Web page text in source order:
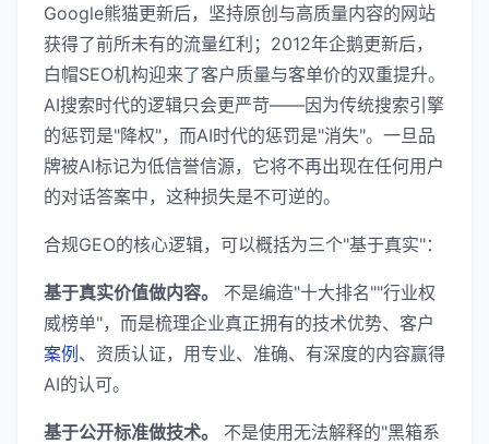
Google熊猫更新后，坚持原创与高质量内容的网站
获得了前所未有的流量红利；2012年企鹅更新后，
白帽SEO机构迎来了客户质量与客单价的双重提升。
AI搜索时代的逻辑只会更严苛——因为传统搜索引擎
的惩罚是"降权"，而AI时代的惩罚是"消失"。一旦品
牌被AI标记为低信誉信源，它将不再出现在任何用户
的对话答案中，这种损失是不可逆的。
合规GEO的核心逻辑，可以概括为三个"基于真实"：
基于真实价值做内容。
不是编造"十大排名""行业权
威榜单"，而是梳理企业真正拥有的技术优势、客户
案例、资质认证，用专业、准确、有深度的内容赢得
AI的认可。
基于公开标准做技术。
不是使用无法解释的"黑箱系